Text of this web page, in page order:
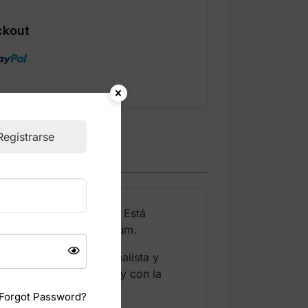
ideal para uso diario. Está
con acabados premium.
El estilo minimalista y
espacioso, cómodo y con la
Forgot Password?